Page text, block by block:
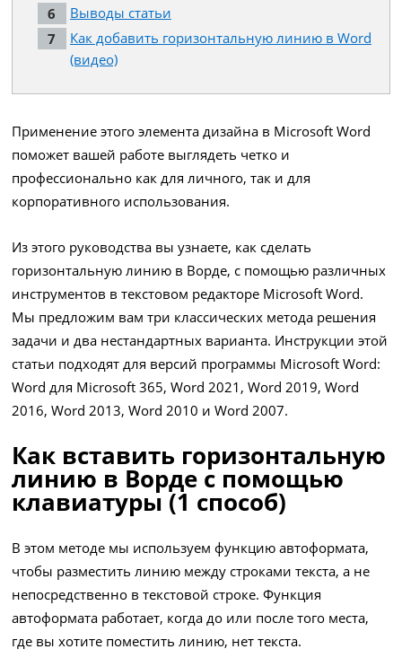
Выводы статьи
Как добавить горизонтальную линию в Word
(видео)
Применение этого элемента дизайна в Microsoft Word
поможет вашей работе выглядеть четко и
профессионально как для личного, так и для
корпоративного использования.
Из этого руководства вы узнаете, как сделать
горизонтальную линию в Ворде, с помощью различных
инструментов в текстовом редакторе Microsoft Word.
Мы предложим вам три классических метода решения
задачи и два нестандартных варианта. Инструкции этой
статьи подходят для версий программы Microsoft Word:
Word для Microsoft 365, Word 2021, Word 2019, Word
2016, Word 2013, Word 2010 и Word 2007.
Как вставить горизонтальную
линию в Ворде с помощью
клавиатуры (1 способ)
В этом методе мы используем функцию автоформата,
чтобы разместить линию между строками текста, а не
непосредственно в текстовой строке. Функция
автоформата работает, когда до или после того места,
где вы хотите поместить линию, нет текста.